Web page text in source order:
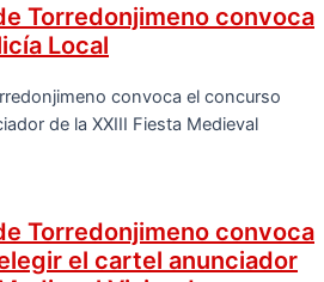
Torredonjimeno convoca
Local
Torredonjimeno convoca
el cartel anunciador